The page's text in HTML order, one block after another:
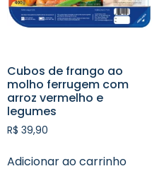
Cubos de frango ao
molho ferrugem com
arroz vermelho e
legumes
R$ 39,90
Adicionar ao carrinho